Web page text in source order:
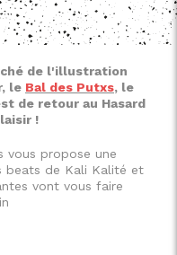
de l'illustration
le Bal des Putxs, le
de retour au Hasard
!
vous propose une
beats de Kali Kalité et
vont vous faire